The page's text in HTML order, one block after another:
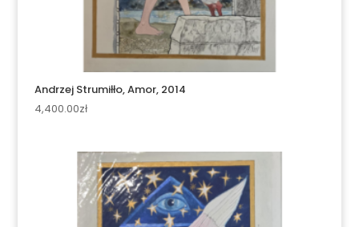
Andrzej Strumiłło, Amor, 2014
4,400.00zł